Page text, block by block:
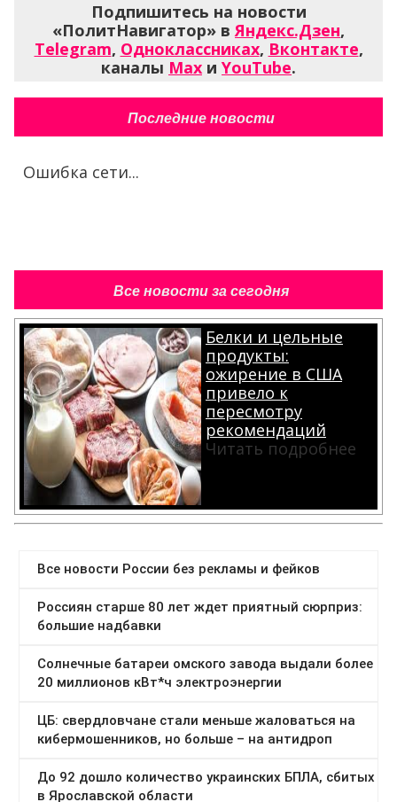
Подпишитесь на новости
«ПолитНавигатор» вЯндекс.Дзен,
Telegram, Одноклассниках, Вконтакте,
каналы Max и YouTube.
Последние новости
Ошибка сети...
Все новости за сегодня
Белки и цельные
продукты:
ожирение в США
привело к
пересмотру
рекомендаций
Читать подробнее